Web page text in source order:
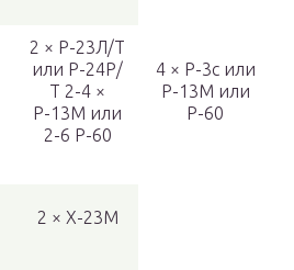
2 × Р-23Л/Т
или Р-24Р/
Т 2-4 ×
Р-13М или
2-6 Р-60
4 × Р-3с или
Р-13М или
Р-60
2 × Х-23М